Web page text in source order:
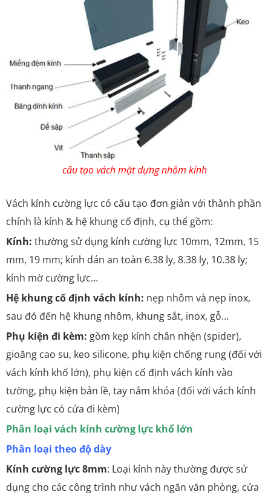
cấu tạo vách mặt dựng nhôm kính
Vách kính cường lực có cấu tạo đơn giản với thành phần
chính là kính & hệ khung cố định, cụ thể gồm:
Kính: thường sử dụng kính cường lực 10mm, 12mm, 15
mm, 19 mm; kính dán an toàn 6.38 ly, 8.38 ly, 10.38 ly;
kính mờ cường lực…
Hệ khung cố định vách kính: nẹp nhôm và nẹp inox,
sau đó đến hệ khung nhôm, khung sắt, inox, gỗ…
Phụ kiện đi kèm: gồm kẹp kính chân nhện (spider),
gioăng cao su, keo silicone, phụ kiện chống rung (đối với
vách kính khổ lớn), phụ kiện cố định vách kính vào
tường, phụ kiện bản lề, tay nắm khóa (đối với vách kính
cường lực có cửa đi kèm)
Phân loại vách kính cường lực khổ lớn
Phân loại theo độ dày
Kính cường lực 8mm: Loại kính này thường được sử
dụng cho các công trình như vách ngăn văn phòng, cửa